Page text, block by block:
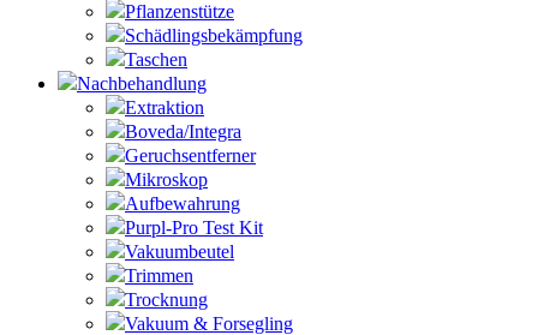
Pflanzenstütze
Schädlingsbekämpfung
Taschen
Nachbehandlung
Extraktion
Boveda/Integra
Geruchsentferner
Mikroskop
Aufbewahrung
Purpl-Pro Test Kit
Vakuumbeutel
Trimmen
Trocknung
Vakuum & Forsegling